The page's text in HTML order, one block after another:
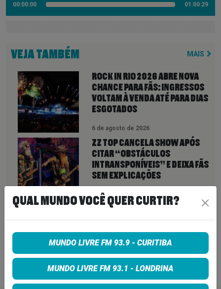
00:00:00 01:00:29
VEJA TAMBÉM MAIS
ROCK IN RIO 2026 ABRE NOVA
CHANCE PARA FÃS: INGRESSOS
VOLTAM À VENDA ATÉ PARA DIAS
ESGOTADOS
6 de agosto de 2026
ZZ TOP CANCELA SHOW APÓS
CITAR “OBSTÁCULOS
INTRANSPONÍVEIS” E DEIXA FÃS
SEM EXPLICAÇÕES
6 de agosto de 2026
QUEENS OF THE STONE AGE CRIA
LINHA TELEFÔNICA PARA OUVIR
RECLAMAÇÕES DOS FÃS; BANDA
DIZ QUE “NENHUMA LAMÚRIA É
PEQUENA DEMAIS”
QUAL MUNDO VOCÊ QUER CURTIR?
MUNDO LIVRE FM 93.9 - CURITIBA
MUNDO LIVRE FM 93.1 - LONDRINA